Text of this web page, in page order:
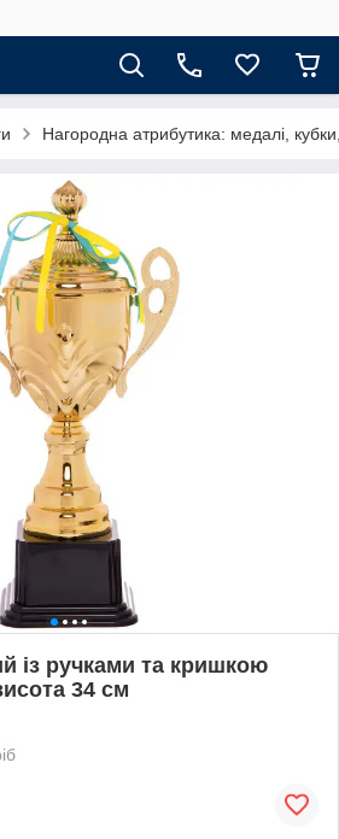
Нагородна атрибутика: медалі,
із ручками та кришкою
34 см